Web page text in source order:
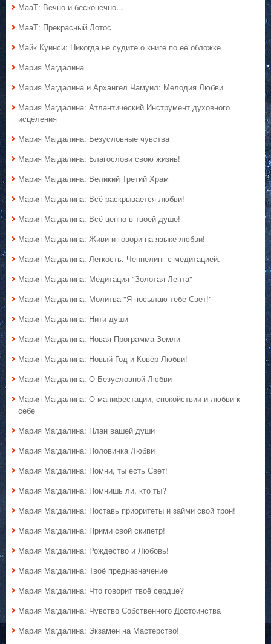
МааТ: Вечно и бесконечно…
МааТ: Прекрасный Лотос
Майк Куинси: Никогда не судите о книге по её обложке
Мария Магдалина
Мария Магдалина и Архангел Чамуил: Мелодия Любви
Мария Магдалина: Атлантический Инструмент духовного
исцеления
Мария Магдалина: Безусловные чувства
Мария Магдалина: Благослови свою жизнь!
Мария Магдалина: Великий Третий Храм
Мария Магдалина: Всё раскрывается любви!
Мария Магдалина: Всё ценно в твоей душе!
Мария Магдалина: Живи и говори на языке любви!
Мария Магдалина: Лёгкость. Ченнелинг с медитацией.
Мария Магдалина: Медитация "Золотая Лента"
Мария Магдалина: Молитва "Я посылаю тебе Свет!"
Мария Магдалина: Нити души
Мария Магдалина: Новая Программа Земли
Мария Магдалина: Новый Год и Ковёр Любви!
Мария Магдалина: О Безусловной Любви
Мария Магдалина: О манифестации, спокойствии и любви к
себе
Мария Магдалина: План вашей души
Мария Магдалина: Половинка Любви
Мария Магдалина: Помни, ты есть Свет!
Мария Магдалина: Помнишь ли, кто ты?
Мария Магдалина: Поставь приоритеты и займи свой трон!
Мария Магдалина: Прими свой скипетр!
Мария Магдалина: Рождество и Любовь!
Мария Магдалина: Твоё предназначение
Мария Магдалина: Что говорит твоё сердце?
Мария Магдалина: Чувство Собственного Достоинства
Мария Магдалина: Экзамен на Мастерство!